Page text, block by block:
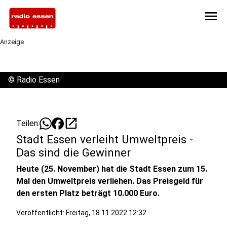
menu
Anzeige
© Radio Essen
Teilen: open_in_new
Stadt Essen verleiht Umweltpreis -
Das sind die Gewinner
Heute (25. November) hat die Stadt Essen zum 15.
Mal den Umweltpreis verliehen. Das Preisgeld für
den ersten Platz beträgt 10.000 Euro.
Veröffentlicht: Freitag, 18.11.2022 12:32